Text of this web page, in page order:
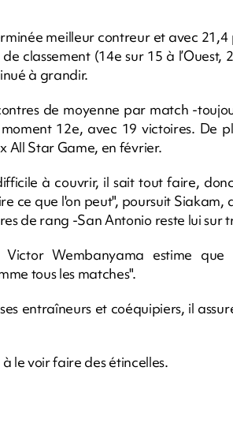
meilleur contreur et avec 21,4
classement (14e sur 15 à l’Ouest,
à grandir.
de moyenne par match -
12e, avec 19 victoires. De
All Star Game, en février.
à couvrir, il sait tout faire,
ce que l'on peut", poursuit Siakam,
de rang -San Antonio reste lui sur
Wembanyama estime
tous les matches".
entraîneurs et coéquipiers, il
le voir faire des étincelles.